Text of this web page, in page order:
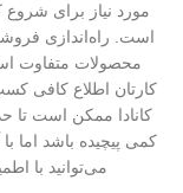
مورد نیاز برای
است. راه‌اندازی
محصولات متفاوت
کارتان اطلاع کافی
کانادا ممکن است تا
کمی پیچیده باشد اما
می‌توانید با